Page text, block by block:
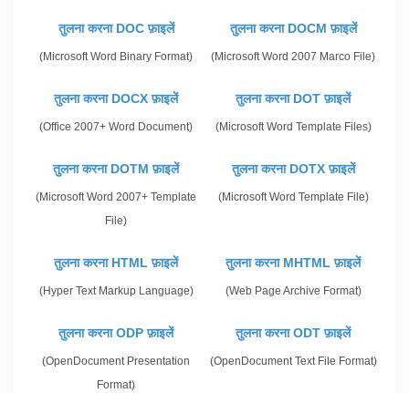
तुलना करना DOC फ़ाइलें
(Microsoft Word Binary Format)
तुलना करना DOCM फ़ाइलें
(Microsoft Word 2007 Marco File)
तुलना करना DOCX फ़ाइलें
(Office 2007+ Word Document)
तुलना करना DOT फ़ाइलें
(Microsoft Word Template Files)
तुलना करना DOTM फ़ाइलें
(Microsoft Word 2007+ Template
File)
तुलना करना DOTX फ़ाइलें
(Microsoft Word Template File)
तुलना करना HTML फ़ाइलें
(Hyper Text Markup Language)
तुलना करना MHTML फ़ाइलें
(Web Page Archive Format)
तुलना करना ODP फ़ाइलें
(OpenDocument Presentation
Format)
तुलना करना ODT फ़ाइलें
(OpenDocument Text File Format)